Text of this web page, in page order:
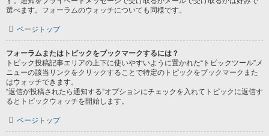
選べます。フォーラムのウォッチについても同様です。
ページトップ
フォーラムまたはトピックをブックマークするには？
トピック投稿記事エリアの上下に使いやすいように置かれた“トピックツール”メ
ニューの該当リンクをクリックすることで特定のトピックをブックマークまた
はウォッチできます。
“返信が投稿されたら通知する”オプションにチェックを入れてトピックに返信す
るとトピックウォッチを開始します。
ページトップ